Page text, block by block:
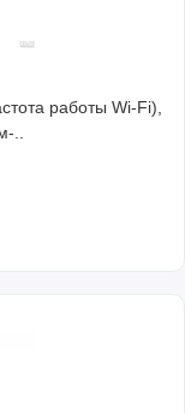
работы Wi-Fi),
..